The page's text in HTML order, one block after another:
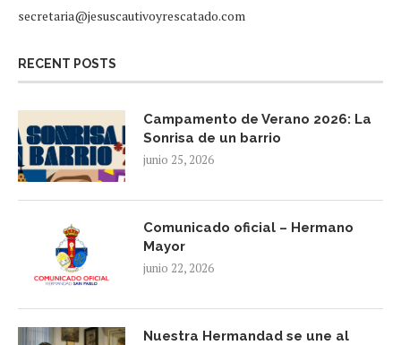
secretaria@jesuscautivoyrescatado.com
RECENT POSTS
Campamento de Verano 2026: La
Sonrisa de un barrio
junio 25, 2026
Comunicado oficial – Hermano
Mayor
junio 22, 2026
Nuestra Hermandad se une al